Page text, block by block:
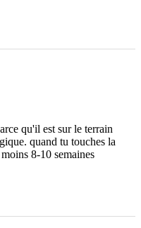
qu'il est sur le terrain
quand tu touches la
8-10 semaines